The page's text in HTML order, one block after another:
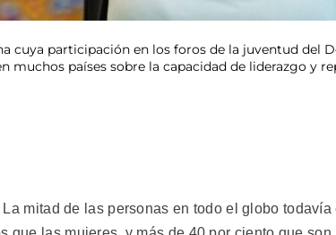
cuya participación en los foros de la juventud del
muchos países sobre la capacidad de liderazgo y
mitad de las personas en todo el globo